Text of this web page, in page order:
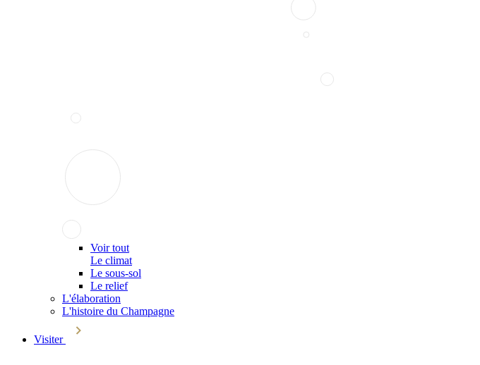
Voir tout
Le climat
Le sous-sol
Le relief
L'élaboration
L'histoire du Champagne
Visiter